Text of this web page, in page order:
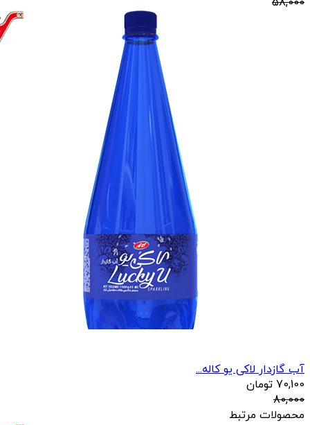
58,000
آب گازدار لاکی یو کاله...
70,100 تومان
80,000
محصولات مرتبط